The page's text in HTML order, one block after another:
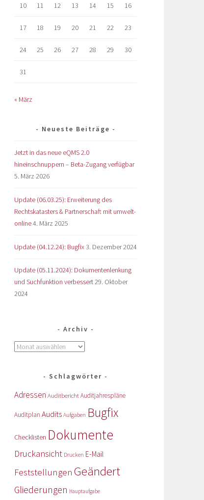
10 11 12 13 14 15 16
17 18 19 20 21 22 23
24 25 26 27 28 29 30
31
« März
Neueste Beiträge
Jetzt in das neue eQMS 2.0
hineinschnuppern – Beta-Zugang verfügbar
5. März 2026
Update (06.03.25): Erweiterung des
Rechtskatasters & Partnerschaft mit umwelt-
online4. März 2025
Update (04.12.24): Bugfix 3. Dezember 2024
Update (05.11.2024): Dokumentenlenkung
und Suchfunktion verbessert29. Oktober
2024
Archiv
Schlagwörter
Adressen AuditberichtAuditjahrespläne
Auditplan Audits Aufgaben Bugfix
Checklisten Dokumente
Druckansicht Drucken E-Mail
Feststellungen Geändert
Gliederungen Hauptaufgabe